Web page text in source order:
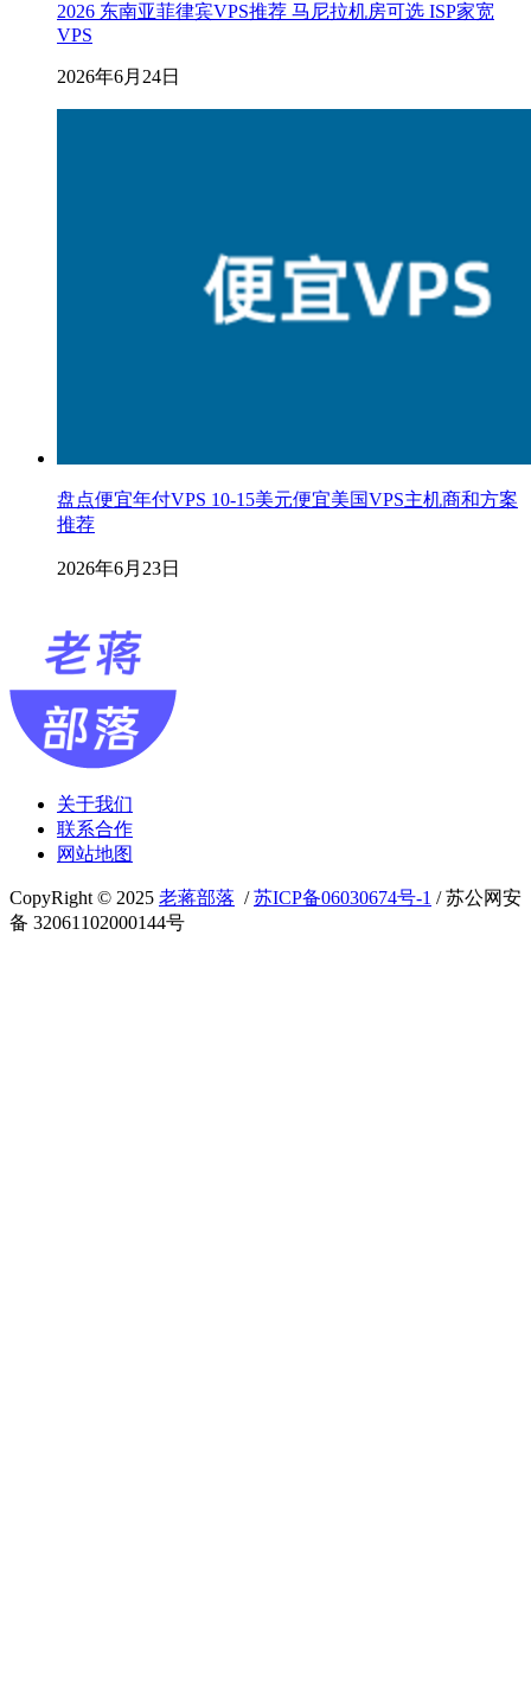
2026 东南亚菲律宾VPS推荐 马尼拉机房可选 ISP家宽
VPS
2026年6月24日
盘点便宜年付VPS 10-15美元便宜美国VPS主机商和方案
推荐
2026年6月23日
关于我们
联系合作
网站地图
CopyRight © 2025 老蒋部落 /苏ICP备06030674号-1 / 苏公网安
备 32061102000144号